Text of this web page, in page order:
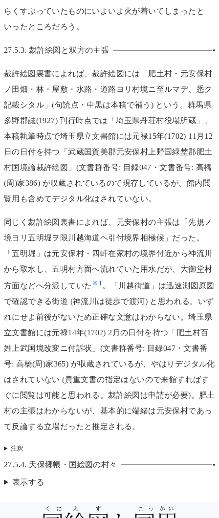
らくすぶっていたものにいよいよ火が着いてしまったと
いったところだろう。
27.5.3. 裁許絵図と双方の主張
裁許絵図裏書によれば、裁許絵図には「肥土村・元安保村
ノ田畑・林・屋敷・水路・道路ヨリ村境ニ至ルマデ、悉ク
記載シタル」(句読点・中黒は本稿で補う) という。群馬県
多野郡誌(1927) 刊行時点では「埼玉県丹荘村役場所蔵」、
本稿執筆時点で埼玉県立文書館には元禄15年(1702) 11月12
日の日付を持つ「武蔵国賀美郡元安保村上野国緑埜郡肥土
村国境論裁許絵図」(文書群番号: 目録047・文書番号: 高橋
(周)家386) が収蔵されているので現存しているが、館内閲
覧用も含めてデジタル化はされていない。
同じく裁許絵図裏書によれば、元安保村の主張は「先規ノ
境ヨリ五明堀ヲ限川越海道ヘ引付境界相極候」だった。
「五明堀」は元安保村・四軒在家村の境界付近から神流川
から取水し、五明村方面へ流れていた用水だが、大御堂村
方面などへ分派していた ※1 。「川越街道」は迅速測図原図
で確認できる街道 (神流川は徒歩で渡河) と思われる。いず
れにせよ前後がないため正確な文意はわからない。埼玉県
立文書館には元禄14年(1702) 2月の日付を持つ「肥土村百
姓上武国境改変ニ付訴状」(文書群番号: 目録047・文書番
号: 高橋(周)家365) が収蔵されているが、やはりデジタル化
はされていない (貴重文書の指定はないので来館すればす
ぐに閲覧は可能と思われる。裁許絵図は申請が必要)。肥土
村の主張はわからないが、基本的に端緒は元安保村であっ
て反論する立場だったと推定される。
注釈
27.5.4. 天保郷帳・国絵図の村々
表示する